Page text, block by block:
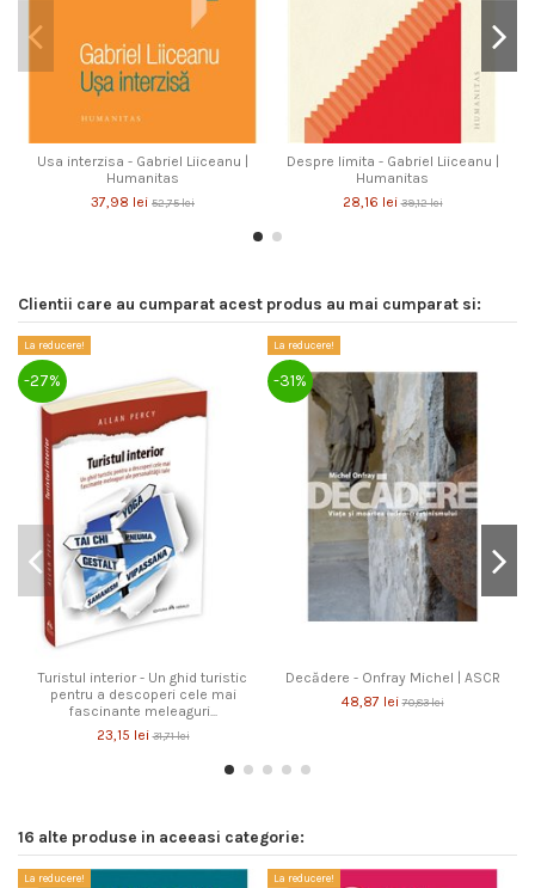
Usa interzisa - Gabriel Liiceanu |
Humanitas
37,98 lei 52,75 lei
Despre limita - Gabriel Liiceanu |
Humanitas
28,16 lei39,12 lei
Clientii care au cumparat acest produs au mai cumparat si:
La reducere!
-27%
Turistul interior - Un ghid turistic
pentru a descoperi cele mai
fascinante meleaguri...
23,15 lei31,71 lei
La reducere!
-31%
Decădere - Onfray Michel | ASCR
48,87 lei70,83 lei
16 alte produse in aceeasi categorie:
La reducere! La reducere!